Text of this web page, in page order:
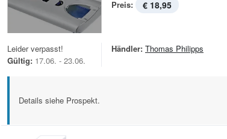
Preis: € 18,95
Leider verpasst!
Gültig: 17.06. - 23.06.
Händler: Thomas Philipps
Details siehe Prospekt.